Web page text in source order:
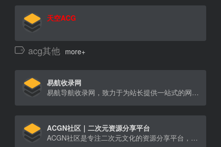
天空ACG
acg其他 more+
易航收录网
易航导航收录网，致力于为站长提供一站式的网站快速收录服务。我们专注于高效、自动化的收录流程，确保您的网站能够在[…]
ACGN社区｜二次元资源分享平台
ACGN社区是专注二次元文化的资源分享平台，提供最新动漫资讯、高清漫画下载、Cosplay教程、游戏攻略及Pixiv美图分享。汇聚二次元爱好者共同交流弹幕文化、轻小说、萌音等ACG内容，打造开放的二次元互动社区。